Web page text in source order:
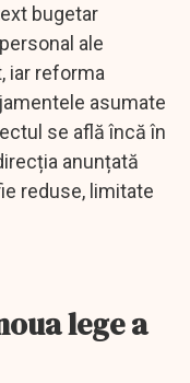
bugetar
ale
iar reforma
asumate
se află încă în
anunțată
reduse, limitate
lege a